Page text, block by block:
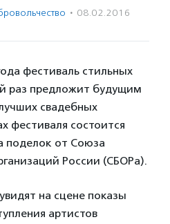
· 08.02.2016
фестиваль стильных
раз предложит будущим
свадебных
фестиваля состоится
поделок от Союза
России (СБОРа).
на сцене показы
артистов